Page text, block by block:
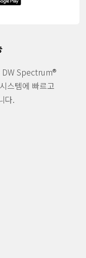
DW Spectrum®
스템에 빠르고
다.